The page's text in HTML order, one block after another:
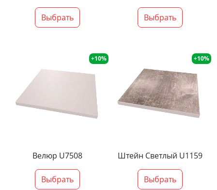
Выбрать Выбрать
+10%
Велюр U7508
Выбрать
+10%
Штейн Светлый U1159
Выбрать